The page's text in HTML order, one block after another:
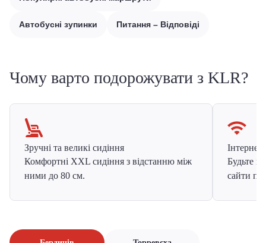
Автобусні зупинки Питання – Відповіді
Чому варто подорожувати з KLR?
Зручні та великі сидіння
Комфортні XXL сидіння з відстанню між
ними до 80 см.
Інтернет
Будьте
сайти